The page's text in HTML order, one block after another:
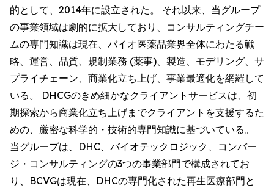
的として、2014年に設立された。 それ以来、当グループ
の事業領域は劇的に拡大しており、コンサルティングチー
ムの専門知識は現在、バイオ医薬品業界全体にわたる戦
略、運営、品質、規制業務 (薬事)、製造、モデリング、サ
プライチェーン、商業化立ち上げ、事業最適化を網羅して
いる。 DHCGのきめ細かなクライアントサービスは、初
期探索から商業化立ち上げまでクライアントを支援するた
めの、厳密な科学的・技術的専門知識に基づいている。
当グループは、DHC、バイオテックロジック、コンバー
ジ・コンサルティングの3つの事業部門で構成されてお
り、BCVGは現在、DHCの専門化された再生医療部門と